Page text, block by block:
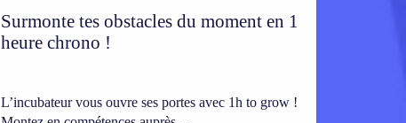
Surmonte tes obstacles du moment en 1
heure chrono !
L’incubateur vous ouvre ses portes avec 1h to grow !